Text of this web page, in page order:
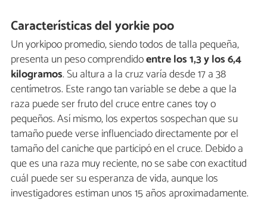
Características del yorkie poo
Un yorkipoo promedio, siendo todos de talla pequeña,
presenta un peso comprendidoentre los 1,3 y los 6,4
kilogramos. Su altura a la cruz varía desde 17 a 38
centímetros. Este rango tan variable se debe a que la
raza puede ser fruto del cruce entre canes toy o
pequeños. Así mismo, los expertos sospechan que su
tamaño puede verse influenciado directamente por el
tamaño del caniche que participó en el cruce. Debido a
que es una raza muy reciente, no se sabe con exactitud
cuál puede ser su esperanza de vida, aunque los
investigadores estiman unos 15 años aproximadamente.